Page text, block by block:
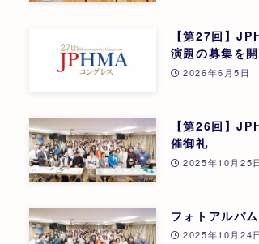
【第27回】
演題の募集を
2026年6月5日
【第26回】
催御礼
2025年10月25日
フォトアルバ
2025年10月24日